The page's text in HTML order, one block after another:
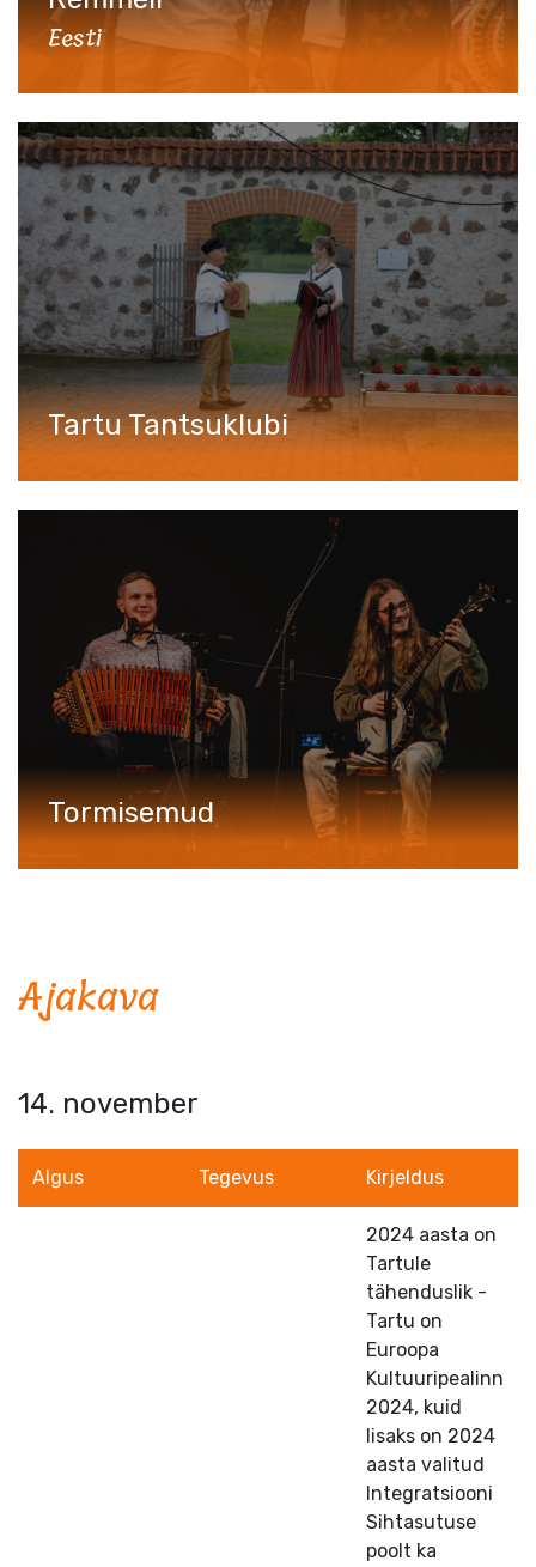
Eesti
Tartu Tantsuklubi
Tormisemud
Ajakava
14. november
Algus Tegevus Kirjeldus
2024 aasta on
Tartule
tähenduslik -
Tartu on
Euroopa
Kultuuripealinn
2024, kuid
lisaks on 2024
aasta valitud
Integratsiooni
Sihtasutuse
poolt ka